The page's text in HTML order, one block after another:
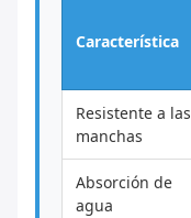
Característica
Resistente a las
manchas
Absorción de
agua